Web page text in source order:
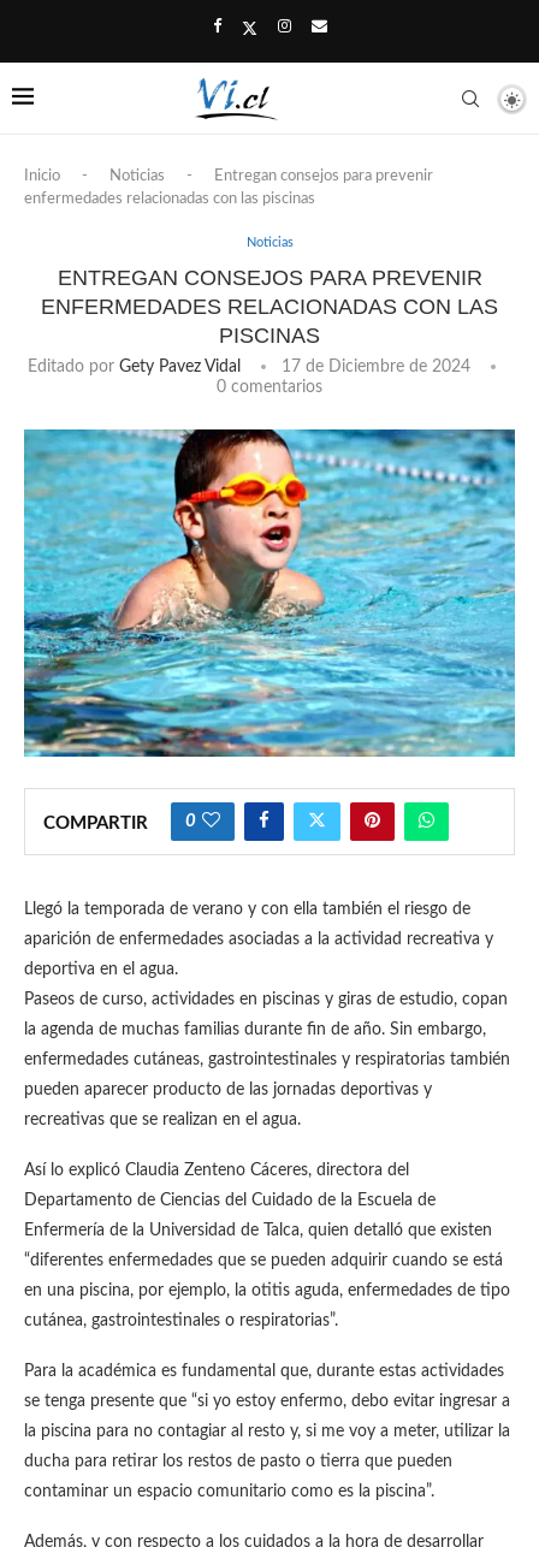
Inicio - Noticias -
Entregan consejos para prevenir
enfermedades relacionadas con las piscinas
Noticias
ENTREGAN CONSEJOS PARA PREVENIR
ENFERMEDADES RELACIONADAS CON LAS
PISCINAS
Editado por Gety Pavez Vidal
17 de Diciembre de 2024
0 comentarios
COMPARTIR 0
Llegó la temporada de verano y con ella también el riesgo de
aparición de enfermedades asociadas a la actividad recreativa y
deportiva en el agua.
Paseos de curso, actividades en piscinas y giras de estudio, copan
la agenda de muchas familias durante fin de año. Sin embargo,
enfermedades cutáneas, gastrointestinales y respiratorias también
pueden aparecer producto de las jornadas deportivas y
recreativas que se realizan en el agua.
Así lo explicó Claudia Zenteno Cáceres, directora del
Departamento de Ciencias del Cuidado de la Escuela de
Enfermería de la Universidad de Talca, quien detalló que existen
“diferentes enfermedades que se pueden adquirir cuando se está
en una piscina, por ejemplo, la otitis aguda, enfermedades de tipo
cutánea, gastrointestinales o respiratorias”.
Para la académica es fundamental que, durante estas actividades
se tenga presente que “si yo estoy enfermo, debo evitar ingresar a
la piscina para no contagiar al resto y, si me voy a meter, utilizar la
ducha para retirar los restos de pasto o tierra que pueden
contaminar un espacio comunitario como es la piscina”.
Además, y con respecto a los cuidados a la hora de desarrollar